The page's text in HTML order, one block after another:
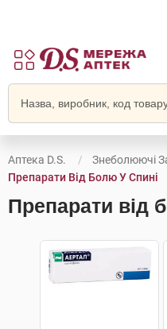
Аптека D.S.
Знеболюючі
Препарати Від Болю У Спині
Препарати від